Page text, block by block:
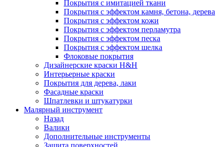
Покрытия с имитацией ткани
Покрытия с эффектом камня, бетона, дерева
Покрытия с эффектом кожи
Покрытия с эффектом перламутра
Покрытия с эффектом песка
Покрытия с эффектом шелка
Флоковые покрытия
Дизайнерские краски H&H
Интерьерные краски
Покрытия для дерева, лаки
Фасадные краски
Шпатлевки и штукатурки
Малярный инструмент
Назад
Валики
Дополнительные инструменты
Защита поверхностей